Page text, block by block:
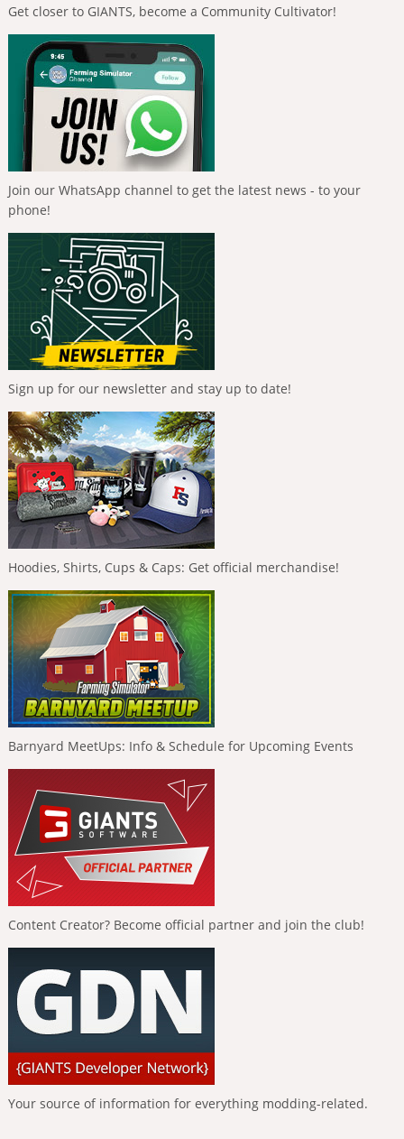
Get closer to GIANTS, become a Community Cultivator!
Join our WhatsApp channel to get the latest news - to your
phone!
Sign up for our newsletter and stay up to date!
Hoodies, Shirts, Cups & Caps: Get official merchandise!
Barnyard MeetUps: Info & Schedule for Upcoming Events
Content Creator? Become official partner and join the club!
Your source of information for everything modding-related.